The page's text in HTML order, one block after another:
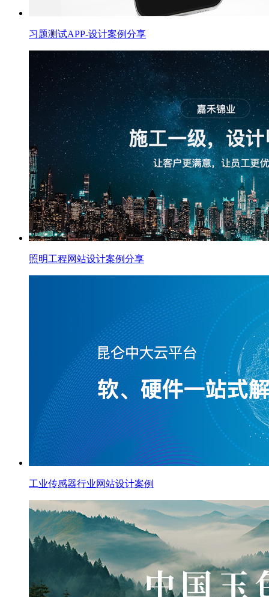
习题测试APP-设计案例分享
照明工程网站设计案例分享
工业传感器行业网站设计案例